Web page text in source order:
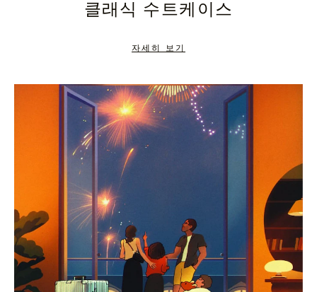
TO
UNMUTE
클래식 수트케이스
자세히 보기